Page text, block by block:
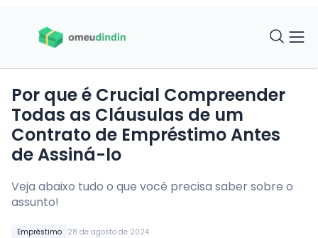
Empréstimo 28 de agosto de 2024
Por que é Crucial Compreender
Todas as Cláusulas de um
Contrato de Empréstimo Antes
de Assiná-lo
Veja abaixo tudo o que você precisa saber sobre o
assunto!